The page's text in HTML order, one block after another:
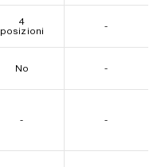
4
posizioni
-
No -
- -